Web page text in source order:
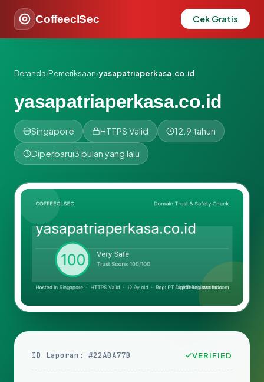
CoffeeclSec Cek Gratis
Beranda›Pemeriksaan›yasapatriaperkasa.co.id
yasapatriaperkasa.co.id
Singapore HTTPS Valid 12.9 tahun
Diperbarui3 bulan yang lalu
ID Laporan: #22ABA77B VERIFIED